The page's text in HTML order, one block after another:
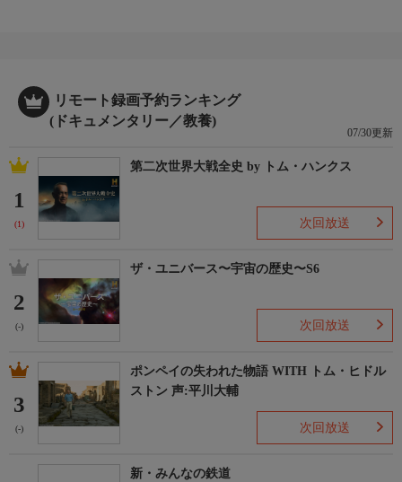
リモート録画予約ランキング
(ドキュメンタリー／教養)
07/30更新
1
(1)
第二次世界大戦全史 by トム・ハンクス
次回放送
2
(-)
ザ・ユニバース〜宇宙の歴史〜S6
次回放送
3
(-)
ポンペイの失われた物語 WITH トム・ヒドル
ストン 声:平川大輔
次回放送
新・みんなの鉄道